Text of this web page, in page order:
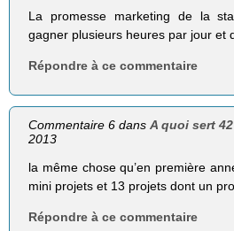
La promesse marketing de la
gagner plusieurs heures par jour et
Répondre à ce commentaire
Commentaire 6 dansA quoi sert
2013
la même chose qu’en première
mini projets et 13 projets dont un
Répondre à ce commentaire